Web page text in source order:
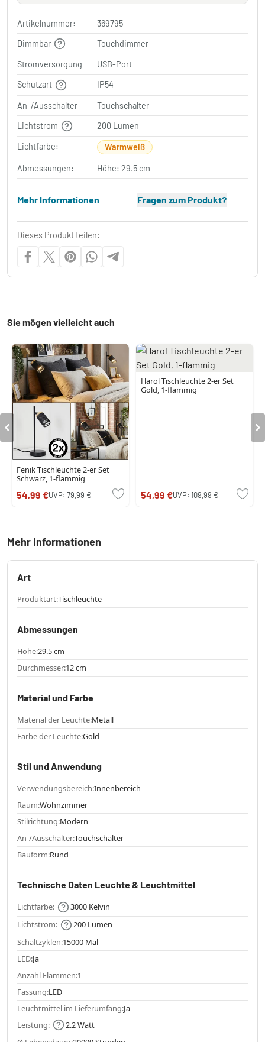
Artikelnummer:
369795
Dimmbar
Touchdimmer
Stromversorgung
USB-Port
Schutzart
IP54
An-/Ausschalter
Touchschalter
Lichtstrom
200 Lumen
Lichtfarbe: Warmweiß
Abmessungen: Höhe: 29.5 cm
Mehr Informationen Fragen zum Produkt?
Dieses Produkt teilen:
Sie mögen vielleicht auch
Fenik Tischleuchte 2-er Set
Schwarz, 1-flammig
54,99 €UVP:79,99 €
Harol Tischleuchte 2-er Set
Gold, 1-flammig
54,99 €UVP:109,99 €
Mehr Informationen
Art
Produktart:Tischleuchte
Abmessungen
Höhe:29.5 cm
Durchmesser:12 cm
Material und Farbe
Material der Leuchte:Metall
Farbe der Leuchte:Gold
Stil und Anwendung
Verwendungsbereich:Innenbereich
Raum:Wohnzimmer
Stilrichtung:Modern
An-/Ausschalter:Touchschalter
Bauform:Rund
Technische Daten Leuchte & Leuchtmittel
Lichtfarbe:
3000 Kelvin
Lichtstrom:
200 Lumen
Schaltzyklen:15000 Mal
LED:Ja
Anzahl Flammen:1
Fassung:LED
Leuchtmittel im Lieferumfang:Ja
Leistung:
2.2 Watt